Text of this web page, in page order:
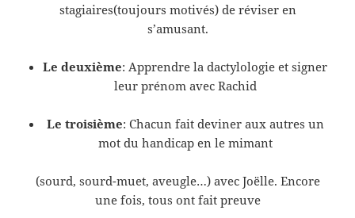
stagiaires(toujours motivés) de réviser en
s’amusant.
Le deuxième: Apprendre la dactylologie et signer
leur prénom avec Rachid
Le troisième: Chacun fait deviner aux autres un
mot du handicap en le mimant
(sourd, sourd-muet, aveugle…) avec Joëlle. Encore
une fois, tous ont fait preuve